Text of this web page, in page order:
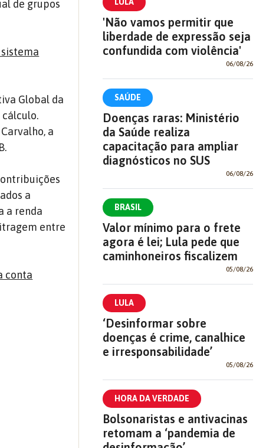
de grupos
Global da
cálculo.
a
a
a renda
entre
conta
LULA
'Não vamos permitir que
liberdade de expressão seja
confundida com violência'
06/08/26
SAÚDE
Doenças raras: Ministério
da Saúde realiza
capacitação para ampliar
diagnósticos no SUS
06/08/26
BRASIL
Valor mínimo para o frete
agora é lei; Lula pede que
caminhoneiros fiscalizem
05/08/26
LULA
‘Desinformar sobre
doenças é crime, canalhice
e irresponsabilidade’
05/08/26
HORA DA VERDADE
Bolsonaristas e antivacinas
retomam a ‘pandemia de